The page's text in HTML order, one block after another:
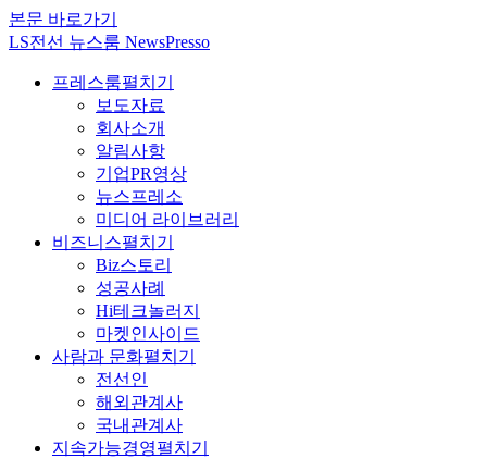
본문 바로가기
LS전선 뉴스룸 NewsPresso
프레스룸펼치기
보도자료
회사소개
알림사항
기업PR영상
뉴스프레소
미디어 라이브러리
비즈니스펼치기
Biz스토리
성공사례
Hi테크놀러지
마켓인사이드
사람과 문화펼치기
전선인
해외관계사
국내관계사
지속가능경영펼치기